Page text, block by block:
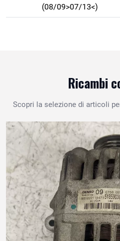
(08/09>07/13<)
Ricambi
Scopri la selezione di articoli